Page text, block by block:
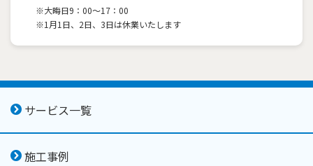
※大晦日9：00～17：00
※1月1日、2日、3日は休業いたします
サービス一覧
施工事例